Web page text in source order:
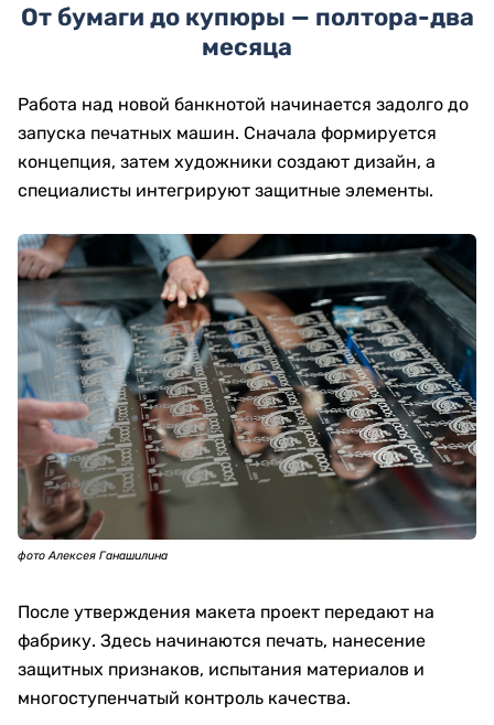
От бумаги до купюры — полтора-два
месяца
Работа над новой банкнотой начинается задолго до
запуска печатных машин. Сначала формируется
концепция, затем художники создают дизайн, а
специалисты интегрируют защитные элементы.
фото Алексея Ганашилина
После утверждения макета проект передают на
фабрику. Здесь начинаются печать, нанесение
защитных признаков, испытания материалов и
многоступенчатый контроль качества.